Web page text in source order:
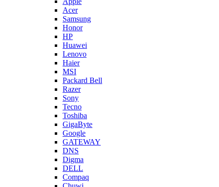
Acer
Samsung
Honor
HP
Huawei
Lenovo
Haier
MSI
Packard Bell
Razer
Sony
Tecno
Toshiba
GigaByte
Google
GATEWAY
DNS
Digma
DELL
Compaq